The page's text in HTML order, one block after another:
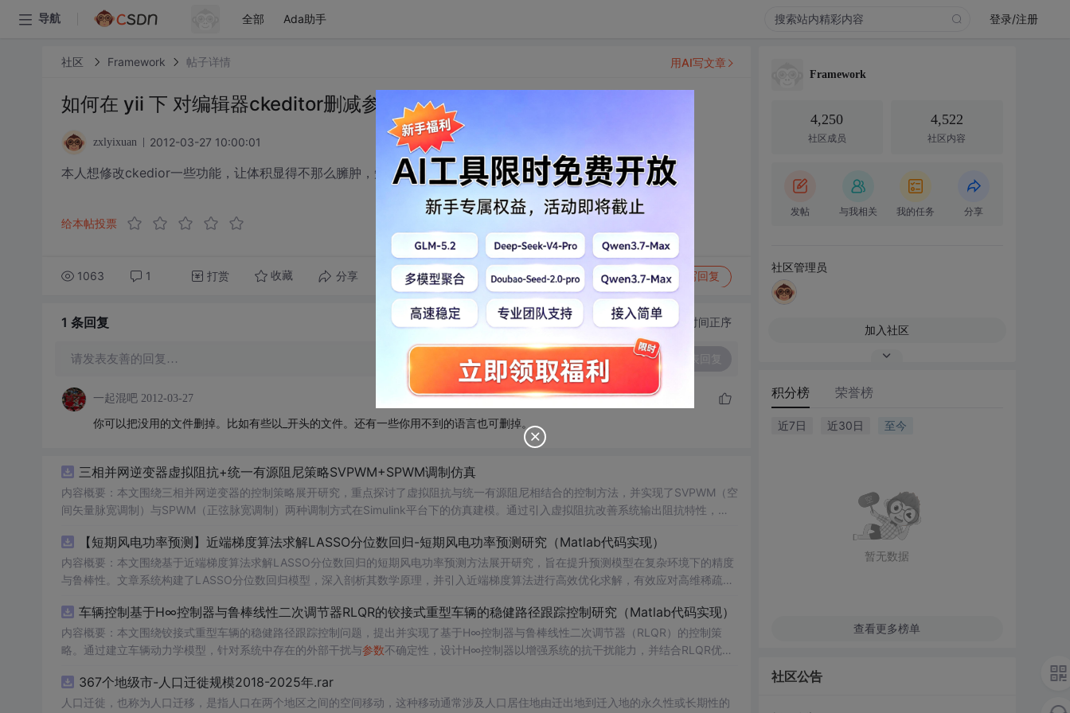
导航 全部 Ada助手 登录/注册
社区 Framework 帖子详情
如何在 yii 下 对编辑器ckeditor删减参数！
zxlyixuan 2012-03-27 10:00:01
本人想修改ckedior一些功能，让体积显得不那么臃肿，知道的朋友告诉下，谢谢！
给本帖投票
1063 1 打赏 收藏 分享 转发到动态 举报 写回复
用AI写文章
1 条回复 切换为时间正序
请发表友善的回复…
一起混吧 2012-03-27
你可以把没用的文件删掉。比如有些以_开头的文件。还有一些你用不到的语言也可删掉。
三相并网逆变器虚拟阻抗+统一有源阻尼策略SVPWM+SPWM调制仿真
内容概要：本文围绕三相并网逆变器的控制策略展开研究，重点探讨了虚拟阻抗与统一有源阻尼相结合的控制方法，并实现了SVPWM（空
间矢量脉宽调制）与SPWM（正弦脉宽调制）两种调制方式在Simulink平台下的仿真建模。通过引入虚拟阻抗改善系统输出阻抗特性，结
制策略的设计、调制算法的实现、动态响应分析及谐波抑制效果评估，同时拓展涉及正负序分离、中点电位平衡、DPWMA调制等关键技
术，构建了完整的高性能并网逆变器控制系统仿真体系。; 适合人群：适用于从事电力电子、新能源发电、智能电网及相关领域的研究生、
科研人员和工程技术人员，特别是具备三相并网逆变器控制理论基础并熟悉MATLAB/Simulink仿真环境的专业人士；; 使用场景及目标：
工作；③为企业研发高性能、高可靠性的并网逆变器产品提供先进的控制方案与技术原型支持；; 阅读建议：建议读者结合提供的Simulin
k模型文件进行实际操作与仿真验证，重点关注虚拟阻抗参数设计与有源阻尼的协同作用机制，深入理解不同调制策略对系统性能的影响，
并可进一步拓展学习文中提及的正负序控制、中点电位平衡等先进控制技术，全面提升对复杂电网环境下并网系统稳定运行机制的认知水
【短期风电功率预测】近端梯度算法求解LASSO分位数回归-短期风电功率预测研究（Matlab代码实现）
内容概要：本文围绕基于近端梯度算法求解LASSO分位数回归的短期风电功率预测方法展开研究，旨在提升预测模型在复杂环境下的精度
与鲁棒性。文章系统构建了LASSO分位数回归模型，深入剖析其数学原理，并引入近端梯度算法进行高效优化求解，有效应对高维稀疏数
能，结果表明其相较于传统方法具有更强的稳定性和准确性。此外，文档还整合了电力系统、机器学习、路径规划等多个领域的相关科研
方向与技术应用案例，突出该方法在新能源预测与智能优化中的广泛适用性与实践价值。; 适合人群：具备扎实的数学基础（如凸优化、统
计学习）与Matlab编程能力，从事新能源发电预测、电力系统调度、智能优化算法或机器学习等领域的科研人员、工程技术人员及研究
性；②为研究LASSO回归、分位数回归及近端梯度优化算法的学者提供可复现、可扩展的Matlab代码实例，便于算法改进与对比实验；
③作为可再生能源消纳、电力市场出清、微网能量管理等工程场景下的核心数据分析与决策支持工具。; 阅读建议：此资源以算法实现为
车辆控制基于H∞控制器与鲁棒线性二次调节器RLQR的铰接式重型车辆的稳健路径跟踪控制研究（Matlab代码实现）
内容概要：本文围绕铰接式重型车辆的稳健路径跟踪控制问题，提出并实现了基于H∞控制器与鲁棒线性二次调节器（RLQR）的控制策
略。通过建立车辆动力学模型，针对系统中存在的外部干扰与参数不确定性，设计H∞控制器以增强系统的抗干扰能力，并结合RLQR优化
行驶环境下的优越性与鲁棒性。; 适合人群：具备自动控制理论基础、车辆工程或自动化相关背景，熟悉Matlab/Simulink仿真工具，从事
智能车辆控制、路径跟踪算法研究的研究生、科研人员及工程技术人员。; 使用场景及目标：①应用于铰接式重型车辆（如矿用卡车、大
367个地级市-人口迁徙规模2018-2025年.rar
人口迁徙，也称为人口迁移，是指人口在两个地区之间的空间移动，这种移动通常涉及人口居住地由迁出地到迁入地的永久性或长期性的
Framework
4,250
社区成员
4,522
社区内容
发帖 与我相关 我的任务 分享
社区管理员
加入社区
积分榜 荣誉榜
近7日 近30日 至今
暂无数据
查看更多榜单
社区公告